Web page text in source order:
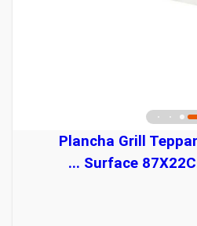
Plancha Grill
Surface